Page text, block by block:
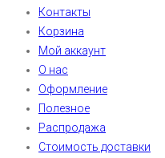
Контакты
Корзина
Мой аккаунт
О нас
Оформление
Полезное
Распродажа
Стоимость доставки